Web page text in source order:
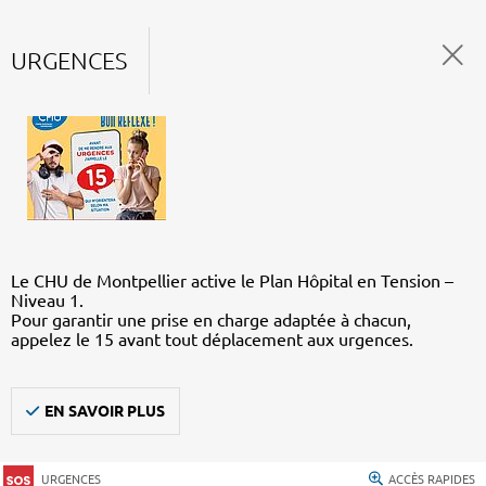
URGENCES
Le CHU de Montpellier active le Plan Hôpital en Tension –
Niveau 1.
Pour garantir une prise en charge adaptée à chacun,
appelez le 15 avant tout déplacement aux urgences.
EN SAVOIR PLUS
URGENCES ACCÈS RAPIDES